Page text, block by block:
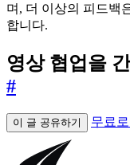
며, 더 이상의 피드백
합니다.
영상 협업을
#
이 글 공유하기 무료